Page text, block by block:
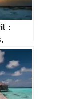
:
et
bien